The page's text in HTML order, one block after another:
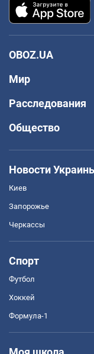
OBOZ.UA
Мир
Расследования
Общество
Новости
Киев
Запорожье
Черкассы
Спорт
Футбол
Хоккей
Формула-1